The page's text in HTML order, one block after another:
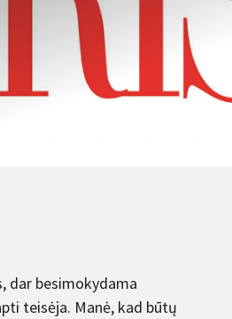
dar besimokydama
teisėja. Manė, kad būtų